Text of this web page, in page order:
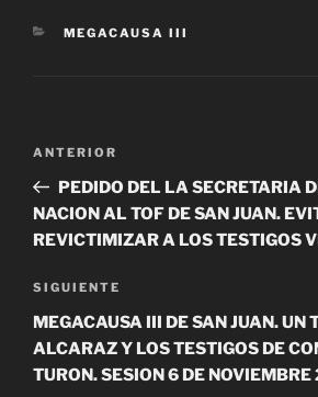
CATEGORÍAS
MEGACAUSA III
entradas
Entrada
anterior
ANTERIOR
PEDIDO DEL LA SECRETARIA
NACION AL TOF DE SAN JUAN.
REVICTIMIZAR A LOS TESTIGOS
Siguiente
entrada
SIGUIENTE
MEGACAUSA III DE SAN JUAN. UN
ALCARAZ Y LOS TESTIGOS DE
TURON. SESION 6 DE